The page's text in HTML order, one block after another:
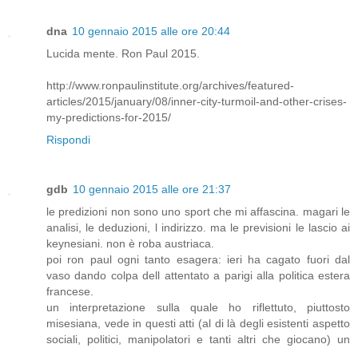
dna 10 gennaio 2015 alle ore 20:44
Lucida mente. Ron Paul 2015.
http://www.ronpaulinstitute.org/archives/featured-
articles/2015/january/08/inner-city-turmoil-and-other-crises-
my-predictions-for-2015/
Rispondi
gdb 10 gennaio 2015 alle ore 21:37
le predizioni non sono uno sport che mi affascina. magari le
analisi, le deduzioni, l indirizzo. ma le previsioni le lascio ai
keynesiani. non è roba austriaca.
poi ron paul ogni tanto esagera: ieri ha cagato fuori dal
vaso dando colpa dell attentato a parigi alla politica estera
francese.
un interpretazione sulla quale ho riflettuto, piuttosto
misesiana, vede in questi atti (al di là degli esistenti aspetto
sociali, politici, manipolatori e tanti altri che giocano) un